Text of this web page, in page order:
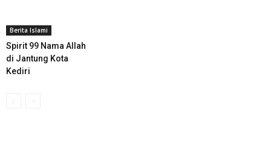
Berita Islami
Spirit 99 Nama Allah
di Jantung Kota
Kediri